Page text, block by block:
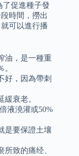
了促進種子發
時間，撈出
可以進行播
油，是一種重
好，因為帶刺
衰老。
液澆灌或50%
是要保證土壤
致的痛经、